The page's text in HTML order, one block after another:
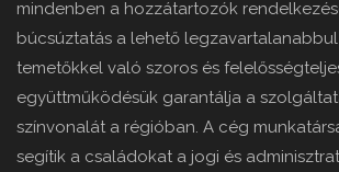
mindenben a hozzátartozók
búcsúztatás a lehető
temetőkkel való szoros és
együttműködésük garantálja a
színvonalát a régióban. A cég
segítik a családokat a jogi és